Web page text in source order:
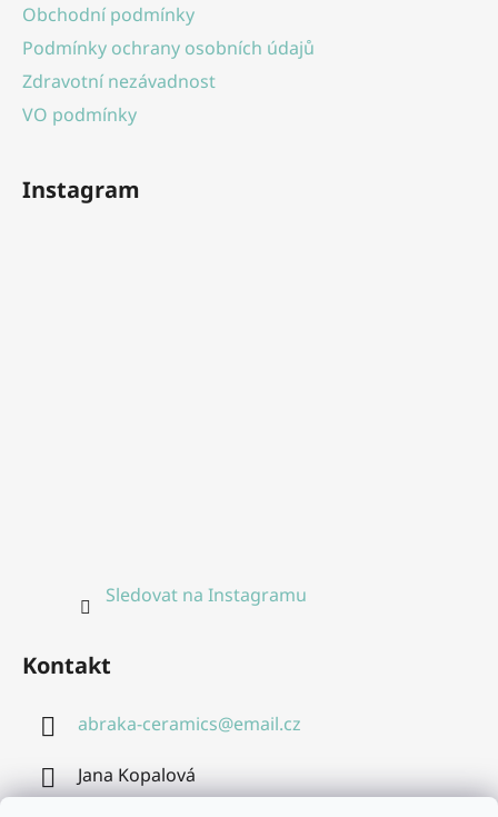
Obchodní podmínky
Podmínky ochrany osobních údajů
Zdravotní nezávadnost
VO podmínky
Instagram
Sledovat na Instagramu
Kontakt
abraka-ceramics@email.cz
Jana Kopalová